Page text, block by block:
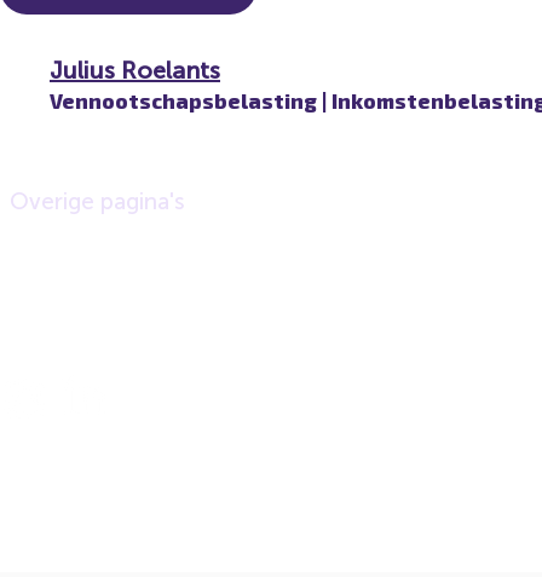
Julius Roelants
Vennootschapsbelasting |
Overige pagina's